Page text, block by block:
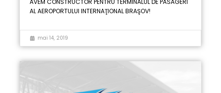
AL AEROPORTULUI INTERNAŢIONAL BRAŞOV!
mai 14, 2019